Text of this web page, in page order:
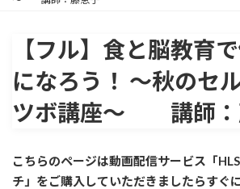
【フル】食と脳教育
になろう！ ～秋のセ
ツボ講座～ 講師：
こちらのページは動画配信サービス「
チ」をご購入していただきましたらすぐに